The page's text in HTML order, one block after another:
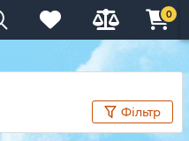
0
Фільтр